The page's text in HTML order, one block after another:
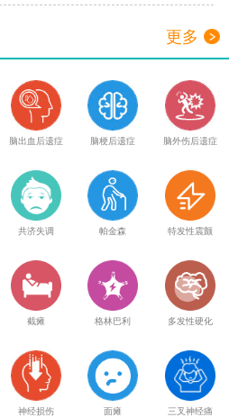
更多
脑出血后遗症 脑梗后遗症 脑外伤后遗症
共济失调 帕金森 特发性震颤
截瘫 格林巴利 多发性硬化
神经损伤 面瘫 三叉神经痛